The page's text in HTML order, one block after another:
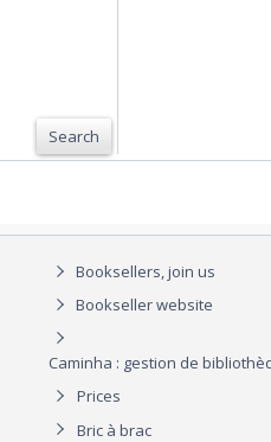
Search
Booksellers, join us
Bookseller website
Caminha : gestion de
Prices
Bric à brac